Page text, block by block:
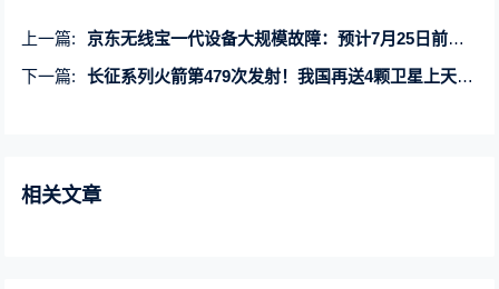
上一篇:
京东无线宝一代设备大规模故障：预计7月25日前恢复 官方补偿来了
下一篇:
长征系列火箭第479次发射！我国再送4颗卫星上天：与宽带通信有关
相关文章